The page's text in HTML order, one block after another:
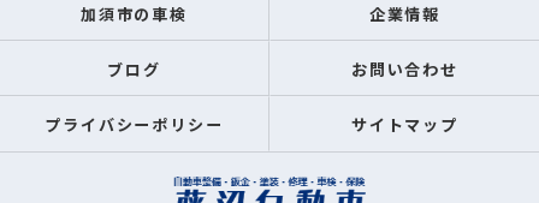
加須市の車検 企業情報
ブログ お問い合わせ
プライバシーポリシー サイトマップ